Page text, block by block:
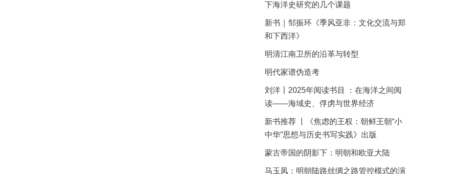
下海洋史研究的几个课题
新书｜邹振环《季风亚非：文化交流与郑
和下西洋》
明清江南卫所的沿革与转型
明代家谱伪造考
刘洋丨2025年阅读书目 ：在海洋之间阅
读——海域史、俘虏与世界经济
新书推荐 丨《焦虑的王权：朝鲜王朝“小
中华”思想与历史书写实践》出版
蒙古帝国的阴影下：明朝和欧亚大陆
马玉凤：明朝陆路丝绸之路管控模式的演